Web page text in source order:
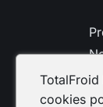
cookies